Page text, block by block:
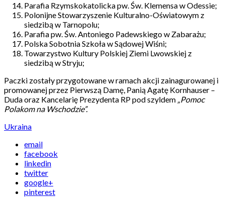
Parafia Rzymskokatolicka pw. Św. Klemensa w Odessie;
Polonijne Stowarzyszenie Kulturalno-Oświatowym z
siedzibą w Tarnopolu;
Parafia pw. Św. Antoniego Padewskiego w Zabarażu;
Polska Sobotnia Szkoła w Sądowej Wiśni;
Towarzystwo Kultury Polskiej Ziemi Lwowskiej z
siedzibą w Stryju;
Paczki zostały przygotowane w ramach akcji zainagurowanej i
promowanej przez Pierwszą Damę, Panią Agatę Kornhauser –
Duda oraz Kancelarię Prezydenta RP pod szyldem „Pomoc
Polakom na Wschodzie”.
Ukraina
email
facebook
linkedin
twitter
google+
pinterest